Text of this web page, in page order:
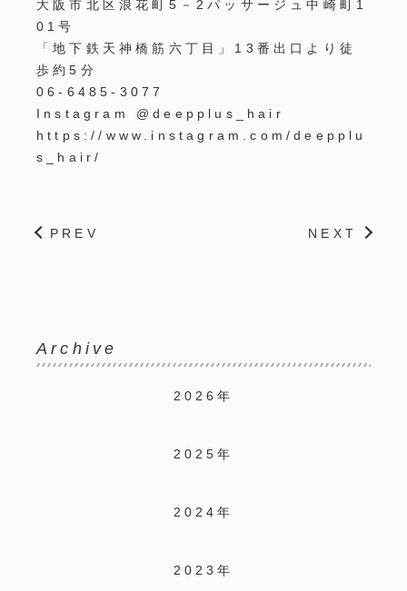
大阪市北区浪花町 5 － 2パッサージュ中崎町 1
01号
「地下鉄天神橋筋六丁目」 13 番出口より徒
歩約5 分
06-6485-3077
Instagram @deepplus_hair
https://www.instagram.com/deepplu
s_hair/
PREV NEXT
Archive
2026年
2025年
2024年
2023年